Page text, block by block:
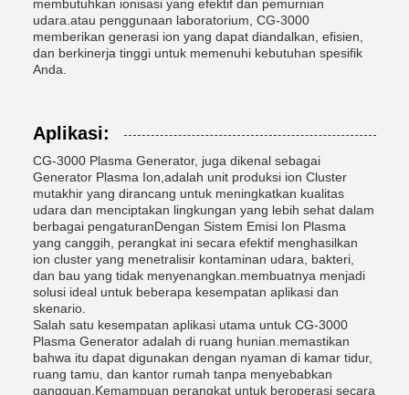
membutuhkan ionisasi yang efektif dan pemurnian
udara.atau penggunaan laboratorium, CG-3000
memberikan generasi ion yang dapat diandalkan, efisien,
dan berkinerja tinggi untuk memenuhi kebutuhan spesifik
Anda.
Aplikasi:
CG-3000 Plasma Generator, juga dikenal sebagai
Generator Plasma Ion,adalah unit produksi ion Cluster
mutakhir yang dirancang untuk meningkatkan kualitas
udara dan menciptakan lingkungan yang lebih sehat dalam
berbagai pengaturanDengan Sistem Emisi Ion Plasma
yang canggih, perangkat ini secara efektif menghasilkan
ion cluster yang menetralisir kontaminan udara, bakteri,
dan bau yang tidak menyenangkan.membuatnya menjadi
solusi ideal untuk beberapa kesempatan aplikasi dan
skenario.
Salah satu kesempatan aplikasi utama untuk CG-3000
Plasma Generator adalah di ruang hunian.memastikan
bahwa itu dapat digunakan dengan nyaman di kamar tidur,
ruang tamu, dan kantor rumah tanpa menyebabkan
gangguan.Kemampuan perangkat untuk beroperasi secara